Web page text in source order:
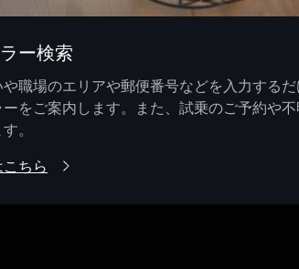
ー検索
や職場のエリアや郵便番号などを入力する
ーをご案内します。また、試乗のご予約や
。
ちら